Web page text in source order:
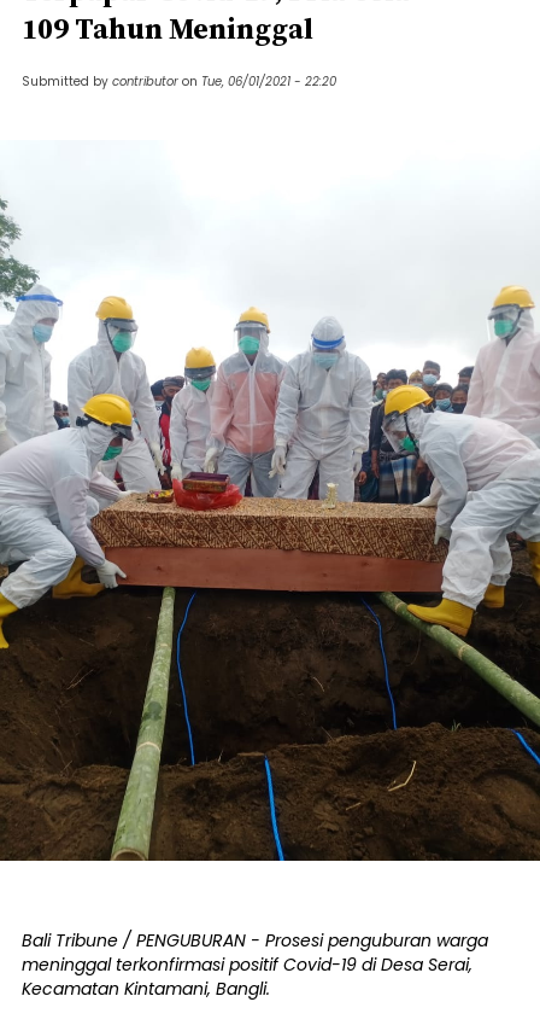
109 Tahun Meninggal
Submitted by contributor on Tue, 06/01/2021 - 22:20
Bali Tribune / PENGUBURAN - Prosesi penguburan warga
meninggal terkonfirmasi positif Covid-19 di Desa Serai,
Kecamatan Kintamani, Bangli.